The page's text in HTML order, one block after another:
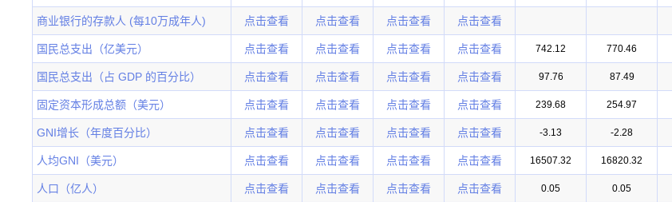
商业银行的存款人 (每10万成年人) 点击查看 点击查看 点击查看 点击查看
国民总支出（亿美元） 点击查看 点击查看 点击查看 点击查看 742.12 770.46
国民总支出（占 GDP 的百分比） 点击查看 点击查看 点击查看 点击查看 97.76 87.49
固定资本形成总额（美元） 点击查看 点击查看 点击查看 点击查看 239.68 254.97
GNI增长（年度百分比） 点击查看 点击查看 点击查看 点击查看 -3.13 -2.28
人均GNI（美元） 点击查看 点击查看 点击查看 点击查看 16507.32 16820.32
人口（亿人） 点击查看 点击查看 点击查看 点击查看 0.05 0.05